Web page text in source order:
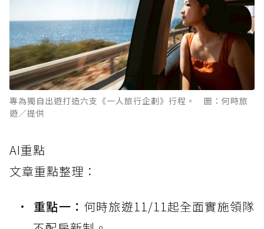
專為獨自出遊打造六支《一人旅行企劃》行程。 圖：何時旅
遊／提供
AI重點
文章重點整理：
重點一： 何時旅遊11/11起全面實施領隊